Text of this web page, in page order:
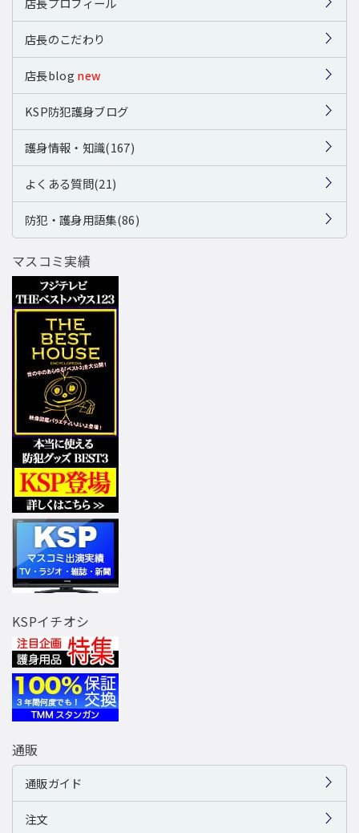
店長のこだわり
店長blog new
KSP防犯護身ブログ
護身情報・知識(167)
よくある質問(21)
防犯・護身用語集(86)
マスコミ実績
KSPイチオシ
通販
通販ガイド
注文